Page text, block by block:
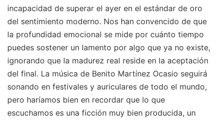
incapacidad de superar el ayer en el estándar de oro
del sentimiento moderno. Nos han convencido de que
la profundidad emocional se mide por cuánto tiempo
puedes sostener un lamento por algo que ya no existe,
ignorando que la madurez real reside en la aceptación
del final. La música de Benito Martínez Ocasio seguirá
sonando en festivales y auriculares de todo el mundo,
pero haríamos bien en recordar que lo que
escuchamos es una ficción muy bien producida, un